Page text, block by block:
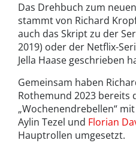
Das Drehbuch zum
stammt von Richard
auch das Skript zu der
2019) oder der Netflix-
Jella Haase geschrieben
Gemeinsam haben
Rothemund 2023 bereits
„Wochenendrebellen“
Aylin Tezel und Florian
Hauptrollen umgesetzt.